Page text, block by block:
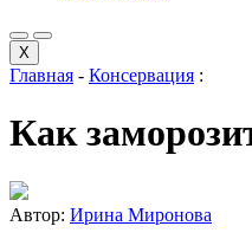
X
Главная - Консервация :
Как
Автор: Ирина Миронова